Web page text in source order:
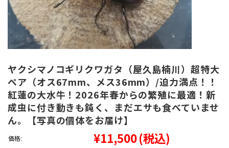
ヤクシマノコギリクワガタ（屋久島楠川）超特大
ペア（オス67mm、メス36mm）/迫力満点！！
紅蓮の大水牛！2026年春からの繁殖に最適！新
成虫に付き動きも鈍く、まだエサも食べていませ
ん。【写真の個体をお届け】
価格: ¥11,500(税込)